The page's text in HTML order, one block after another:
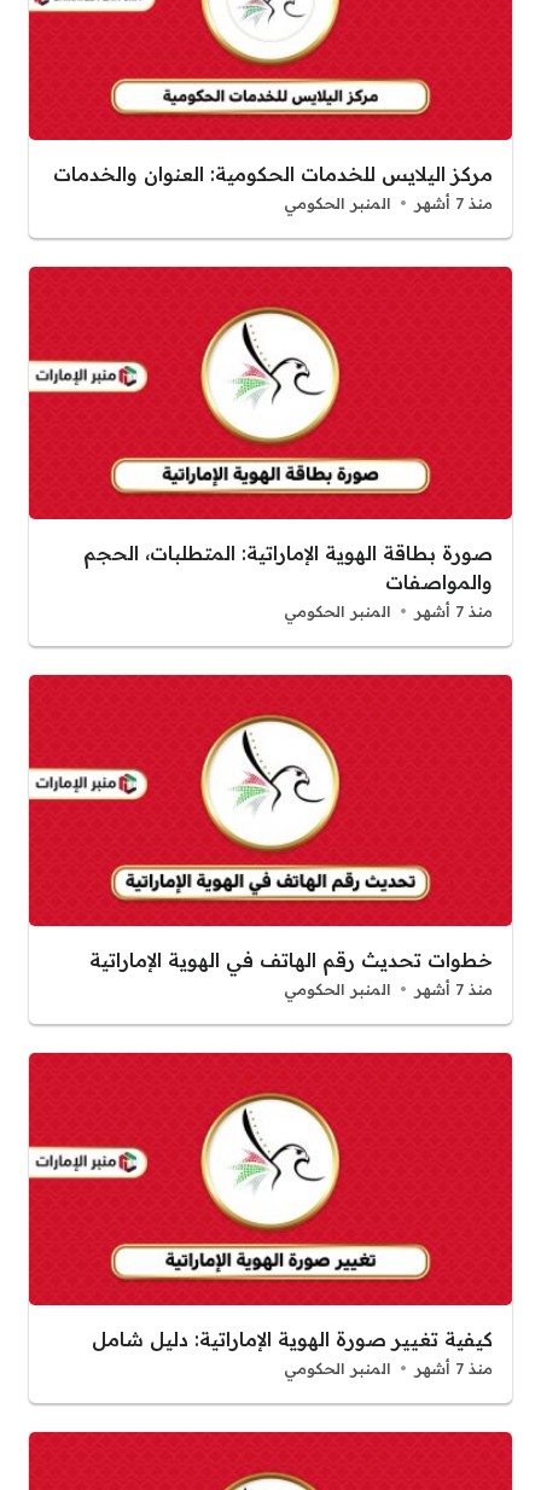
مركز اليلايس للخدمات الحكومية: العنوان والخدمات
منذ 7 أشهر المنبر الحكومي
صورة بطاقة الهوية الإماراتية: المتطلبات، الحجم
والمواصفات
منذ 7 أشهر المنبر الحكومي
خطوات تحديث رقم الهاتف في الهوية الإماراتية
منذ 7 أشهر المنبر الحكومي
كيفية تغيير صورة الهوية الإماراتية: دليل شامل
منذ 7 أشهر المنبر الحكومي